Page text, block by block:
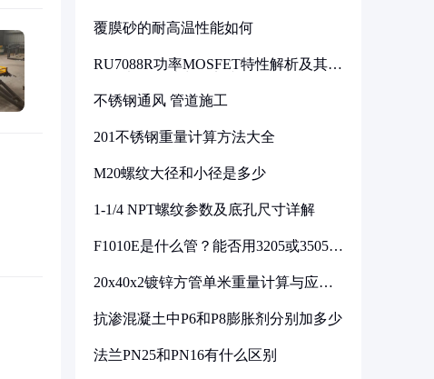
覆膜砂的耐高温性能如何
RU7088R功率MOSFET特性解析及其在
不锈钢通风 管道施工
201不锈钢重量计算方法大全
M20螺纹大径和小径是多少
1-1/4 NPT螺纹参数及底孔尺寸详解
F1010E是什么管？能否用3205或3505代
20x40x2镀锌方管单米重量计算与应用
抗渗混凝土中P6和P8膨胀剂分别加多少
法兰PN25和PN16有什么区别